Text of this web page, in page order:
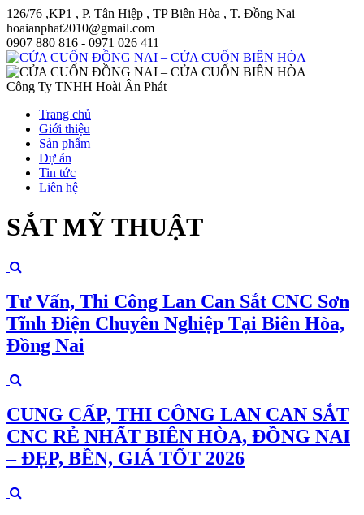
126/76 ,KP1 , P. Tân Hiệp , TP Biên Hòa , T. Đồng Nai
hoaianphat2010@gmail.com
0907 880 816 - 0971 026 411
Công Ty TNHH Hoài Ân Phát
Trang chủ
Giới thiệu
Sản phẩm
Dự án
Tin tức
Liên hệ
SẮT MỸ THUẬT
Tư Vấn, Thi Công Lan Can Sắt CNC Sơn
Tĩnh Điện Chuyên Nghiệp Tại Biên Hòa,
Đồng Nai
CUNG CẤP, THI CÔNG LAN CAN SẮT
CNC RẺ NHẤT BIÊN HÒA, ĐỒNG NAI
– ĐẸP, BỀN, GIÁ TỐT 2026